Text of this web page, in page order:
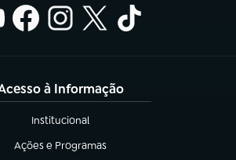
à Informação
Institucional
(abre em nova aba)
Ações e Programas
(abre em nova aba)